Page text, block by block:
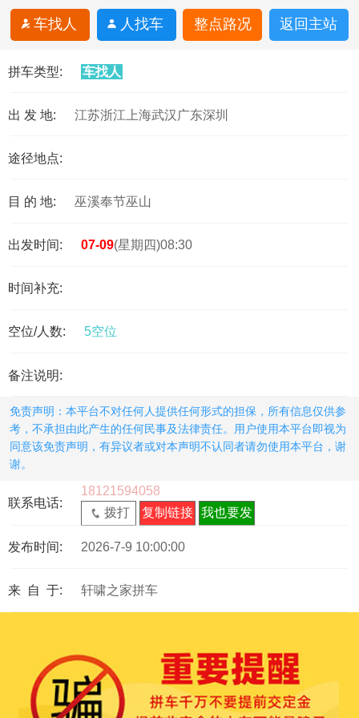
车找人 人找车 整点路况 返回主站
拼车类型: 车找人
出 发 地: 江苏浙江上海武汉广东深圳
途径地点:
目 的 地: 巫溪奉节巫山
出发时间: 07-09(星期四)08:30
时间补充:
空位/人数: 5空位
备注说明:
免责声明：本平台不对任何人提供任何形式的担保，所有信息仅供参
考，不承担由此产生的任何民事及法律责任。用户使用本平台即视为
同意该免责声明，有异议者或对本声明不认同者请勿使用本平台，谢
谢。
联系电话:
18121594058
拨打
复制链接 我也要发
发布时间: 2026-7-9 10:00:00
来 自 于: 轩啸之家拼车